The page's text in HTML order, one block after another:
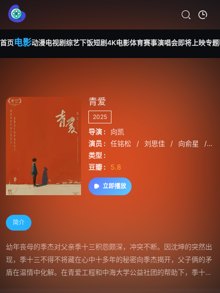
首页电影动漫电视剧综艺下饭短剧4K电影体育赛事演唱会即将上映专题
青爱
2025
导演 :
向凯
演员 :
任铭松 / 刘思佳 / 向俞星 /
类型 :
豆瓣 :
5.8
立即播放
简介
幼年丧母的季杰对父亲季十三积怨颇深，冲突不断。因沈坤的突然出
现，季十三不得不将藏在心中十多年的秘密向季杰揭开，父子俩的矛
盾在温情中化解。在青爱工程和中海大学公益社团的帮助下，季十三